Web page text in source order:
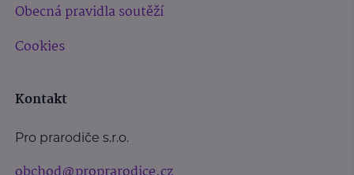
Obecná pravidla soutěží
Cookies
Kontakt
Pro prarodiče s.r.o.